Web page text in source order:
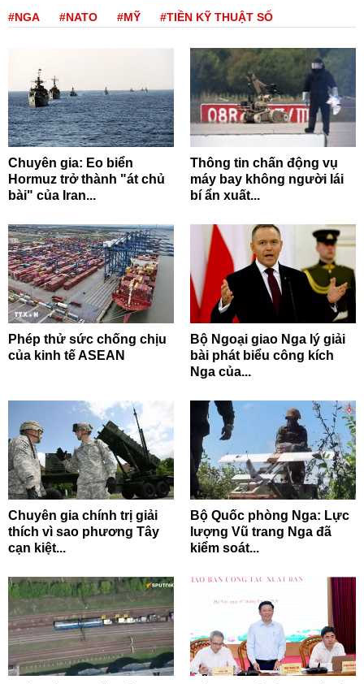
#NGA #NATO #MỸ #TIỀN KỸ THUẬT SỐ
Chuyên gia: Eo biển
Hormuz trở thành "át chủ
bài" của Iran...
Thông tin chấn động vụ
máy bay không người lái
bí ẩn xuất...
Phép thử sức chống chịu
của kinh tế ASEAN
Bộ Ngoại giao Nga lý giải
bài phát biểu công kích
Nga của...
Chuyên gia chính trị giải
thích vì sao phương Tây
cạn kiệt...
Bộ Quốc phòng Nga: Lực
lượng Vũ trang Nga đã
kiểm soát...